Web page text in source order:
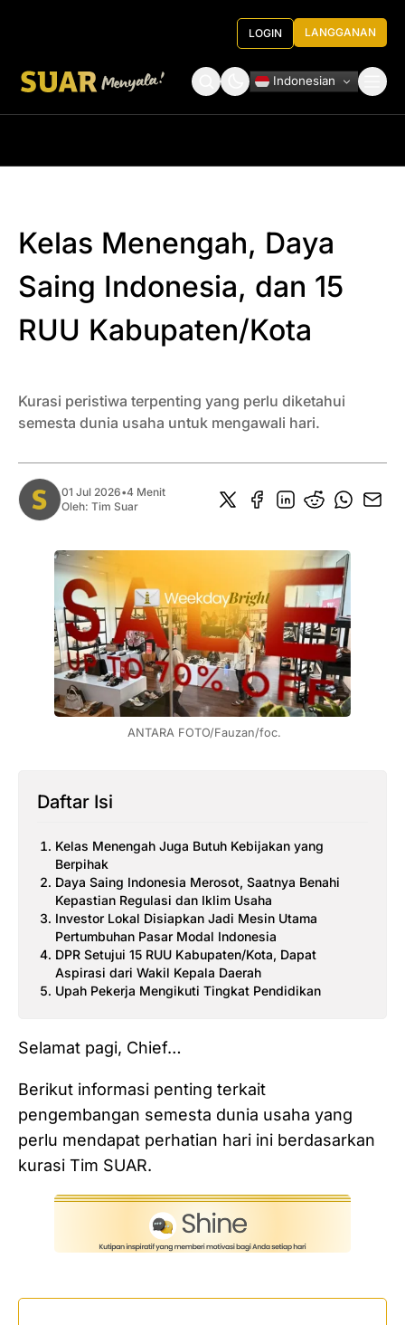
LOGIN LANGGANAN
Indonesian
Kelas Menengah, Daya
Saing Indonesia, dan 15
RUU Kabupaten/Kota
Kurasi peristiwa terpenting yang perlu diketahui
semesta dunia usaha untuk mengawali hari.
01 Jul 2026•4 Menit
Oleh: Tim Suar
ANTARA FOTO/Fauzan/foc.
Daftar Isi
Kelas Menengah Juga Butuh Kebijakan yang
Berpihak
Daya Saing Indonesia Merosot, Saatnya Benahi
Kepastian Regulasi dan Iklim Usaha
Investor Lokal Disiapkan Jadi Mesin Utama
Pertumbuhan Pasar Modal Indonesia
DPR Setujui 15 RUU Kabupaten/Kota, Dapat
Aspirasi dari Wakil Kepala Daerah
Upah Pekerja Mengikuti Tingkat Pendidikan
Selamat pagi, Chief…
Berikut informasi penting terkait
pengembangan semesta dunia usaha yang
perlu mendapat perhatian hari ini berdasarkan
kurasi Tim SUAR.